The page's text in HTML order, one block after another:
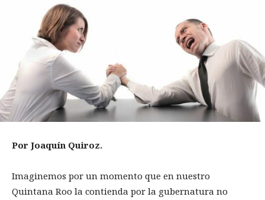
Por Joaquín Quiroz.
Imaginemos por un momento que en nuestro
Quintana Roo la contienda por la gubernatura no